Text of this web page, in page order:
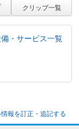
クリップ一覧
・サービス一覧
報を訂正・追記する